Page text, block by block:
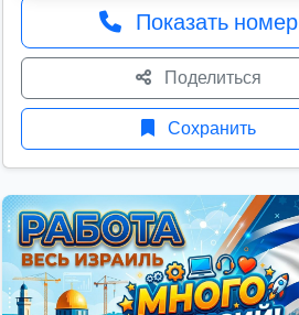
Показать номер
Поделиться
Сохранить